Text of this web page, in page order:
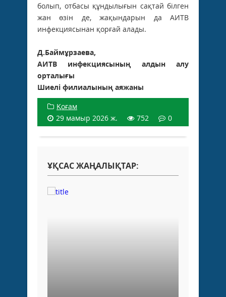
болып, отбасы құндылығын сақтай білген
жан өзін де, жақындарын да АИТВ
инфекциясынан қорғай алады.
Д.Баймұрзаева,
АИТВ инфекциясының алдын алу
орталығы
Шиелі филиалының аяжаны
Қоғам
29 мамыр 2026 ж.
752 0
ҰҚСАС ЖАҢАЛЫҚТАР: